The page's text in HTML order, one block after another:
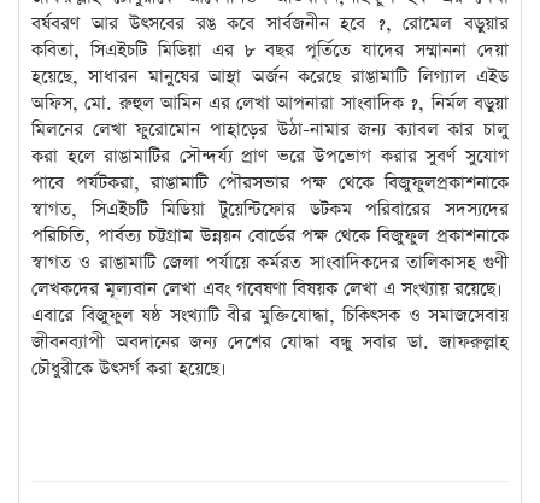
বর্ষবরণ আর উৎসবের রঙ কবে সার্বজনীন হবে ?, রোমেল বড়ুয়ার
কবিতা, সিএইচটি মিডিয়া এর ৮ বছর পূর্তিতে যাদের সম্মাননা দেয়া
হয়েছে, সাধারন মানুষের আস্থা অর্জন করেছে রাঙামাটি লিগ্যাল এইড
অফিস, মো. রুহুল আমিন এর লেখা আপনারা সাংবাদিক ?, নির্মল বড়ুয়া
মিলনের লেখা ফুরোমোন পাহাড়ের উঠা-নামার জন্য ক্যাবল কার চালু
করা হলে রাঙামাটির সৌন্দর্য্য প্রাণ ভরে উপভোগ করার সুবর্ণ সুযোগ
পাবে পর্যটকরা, রাঙামাটি পৌরসভার পক্ষ থেকে বিজুফুলপ্রকাশনাকে
স্বাগত, সিএইচটি মিডিয়া টুয়েন্টিফোর ডটকম পরিবারের সদস্যদের
পরিচিতি, পার্বত্য চট্টগ্রাম উন্নয়ন বোর্ডের পক্ষ থেকে বিজুফুল প্রকাশনাকে
স্বাগত ও রাঙামাটি জেলা পর্যায়ে কর্মরত সাংবাদিকদের তালিকাসহ গুণী
লেখকদের মূল্যবান লেখা এবং গবেষণা বিষয়ক লেখা এ সংখ্যায় রয়েছে।
এবারে বিজুফুল ষষ্ঠ সংখ্যাটি বীর মুক্তিযোদ্ধা, চিকিৎসক ও সমাজসেবায়
জীবনব্যাপী অবদানের জন্য দেশের যোদ্ধা বন্ধু সবার ডা. জাফরুল্লাহ
চৌধুরীকে উৎসর্গ করা হয়েছে।